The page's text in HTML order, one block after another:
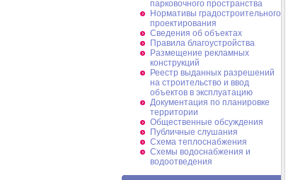
парковочного пространства
Нормативы градостроительного
проектирования
Сведения об объектах
Правила благоустройства
Размещение рекламных
конструкций
Реестр выданных разрешений
на строительство и ввод
объектов в эксплуатацию
Документация по планировке
территории
Общественные обсуждения
Публичные слушания
Схема теплоснабжения
Схемы водоснабжения и
водоотведения